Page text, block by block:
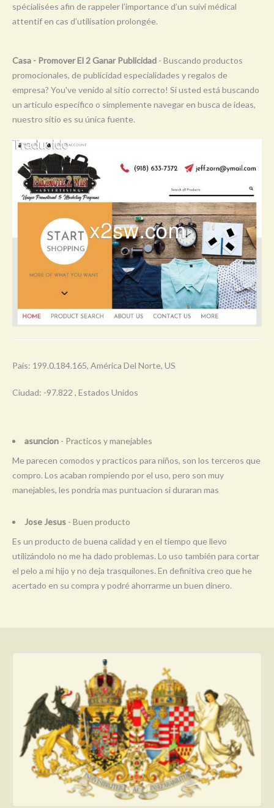
spécialisées afin de rappeler l’importance d’un suivi médical
attentif en cas d’utilisation prolongée.
Casa - Promover El 2 Ganar Publicidad - Buscando productos
promocionales, de publicidad especialidades y regalos de
empresa? You've venido al sitio correcto! Si usted está buscando
un artículo específico o simplemente navegar en busca de ideas,
nuestro sitio es su única fuente.
País: 199.0.184.165, América Del Norte, US
Ciudad: -97.822 , Estados Unidos
asuncion - Practicos y manejables
Me parecen comodos y practicos para niños, son los terceros que
compro. Los acaban rompiendo por el uso, pero son muy
manejables, les pondria mas puntuacion si duraran mas
Jose Jesus - Buen producto
Es un producto de buena calidad y en el tiempo que llevo
utilizándolo no me ha dado problemas. Lo uso también para cortar
el pelo a mi hijo y no deja trasquilones. En definitiva creo que he
acertado en su compra y podré ahorrarme un buen dinero.